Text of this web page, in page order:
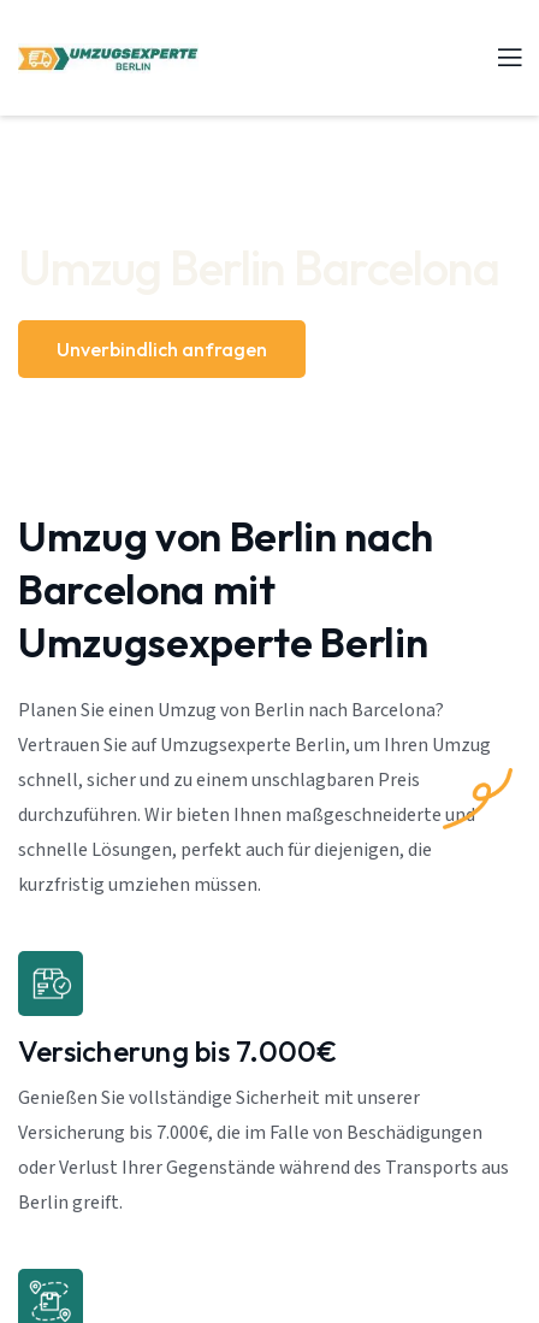
Unverbindlich anfragen
Umzug von Berlin nach
Barcelona mit
Umzugsexperte Berlin
Planen Sie einen Umzug von Berlin nach Barcelona?
Vertrauen Sie auf Umzugsexperte Berlin, um Ihren Umzug
schnell, sicher und zu einem unschlagbaren Preis
durchzuführen. Wir bieten Ihnen maßgeschneiderte und
schnelle Lösungen, perfekt auch für diejenigen, die
kurzfristig umziehen müssen.
Versicherung bis 7.000€
Genießen Sie vollständige Sicherheit mit unserer
Versicherung bis 7.000€, die im Falle von Beschädigungen
oder Verlust Ihrer Gegenstände während des Transports aus
Berlin greift.